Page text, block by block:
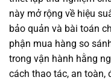
này mở rộng về hiệu
bảo quản và bài toán
phận mua hàng so
trong vận hành hằng
cách thao tác, an toàn,